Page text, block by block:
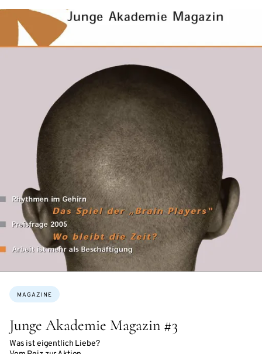
Junge Akademie Magazin #3
Was ist eigentlich Liebe?
Topics:
MAGAZINE